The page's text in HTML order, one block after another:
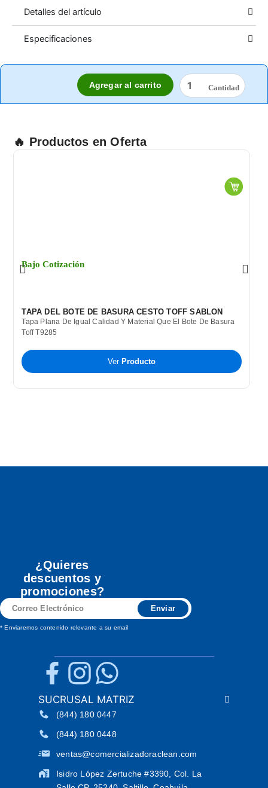
Detalles del artículo
Especificaciones
ZAPATO
DE
SEGURIDAD
cantidad
Agregar al carrito
🔥 Productos en Oferta
Bajo Cotización
TAPA DEL BOTE DE BASURA CESTO TOFF SABLON
Tapa Plana De Igual Calidad Y Material Que El Bote De Basura
Toff T9285
Ver Producto
¿Quieres
descuentos y
promociones?
Correo
Electrónico
Enviar
* Enviaremos contenido relevante a su email
SUCRUSAL MATRIZ
(844) 180 0447
(844) 180 0448
ventas@comercializadoraclean.com
Isidro López Zertuche #3390, Col. La